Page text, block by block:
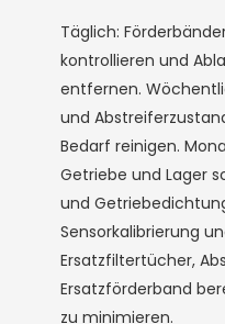
Täglich:
kontrollieren und
entfernen.
und
Bedarf reinigen.
Getriebe und Lager
und
Sensorkalibrierung
Ersatzfiltertücher,
Ersatzförderband
zu minimieren.